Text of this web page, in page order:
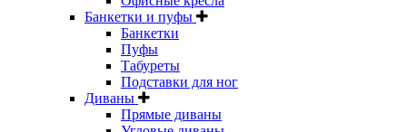
Банкетки и пуфы
Банкетки
Пуфы
Табуреты
Подставки для ног
Диваны
Прямые диваны